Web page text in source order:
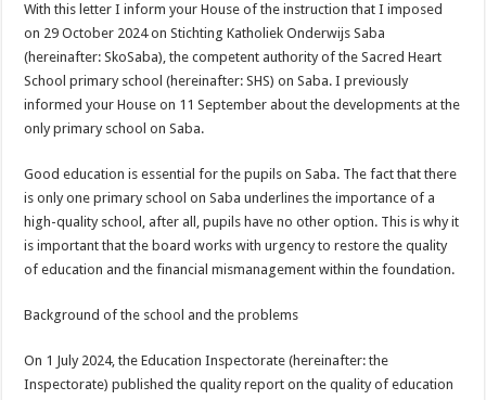
With this letter I inform your House of the instruction that I imposed
on 29 October 2024 on Stichting Katholiek Onderwijs Saba
(hereinafter: SkoSaba), the competent authority of the Sacred Heart
School primary school (hereinafter: SHS) on Saba. I previously
informed your House on 11 September about the developments at the
only primary school on Saba.
Good education is essential for the pupils on Saba. The fact that there
is only one primary school on Saba underlines the importance of a
high-quality school, after all, pupils have no other option. This is why it
is important that the board works with urgency to restore the quality
of education and the financial mismanagement within the foundation.
Background of the school and the problems
On 1 July 2024, the Education Inspectorate (hereinafter: the
Inspectorate) published the quality report on the quality of education